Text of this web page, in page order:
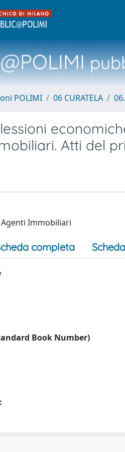
POLIMI 06 CURATELA
Atti del
Immobiliari
completa
Book Number)